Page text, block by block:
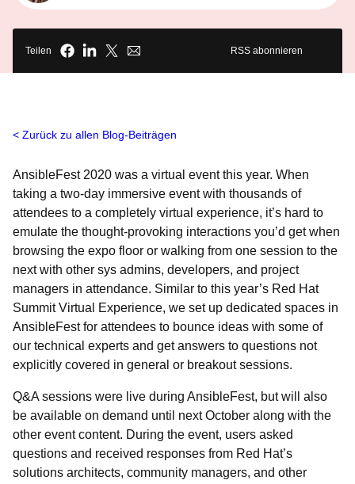
Teilen RSS abonnieren
Zurück zu allen Blog-Beiträgen
AnsibleFest 2020 was a virtual event this year. When
taking a two-day immersive event with thousands of
attendees to a completely virtual experience, it’s hard to
emulate the thought-provoking interactions you’d get when
browsing the expo floor or walking from one session to the
next with other sys admins, developers, and project
managers in attendance. Similar to this year’s Red Hat
Summit Virtual Experience, we set up dedicated spaces in
AnsibleFest for attendees to bounce ideas with some of
our technical experts and get answers to questions not
explicitly covered in general or breakout sessions.
Q&A sessions were live during AnsibleFest, but will also
be available on demand until next October along with the
other event content. During the event, users asked
questions and received responses from Red Hat’s
solutions architects, community managers, and other